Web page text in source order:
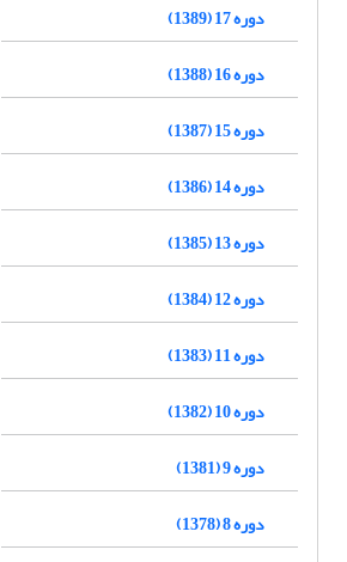
دوره 17 (1389)
دوره 16 (1388)
دوره 15 (1387)
دوره 14 (1386)
دوره 13 (1385)
دوره 12 (1384)
دوره 11 (1383)
دوره 10 (1382)
دوره 9 (1381)
دوره 8 (1378)